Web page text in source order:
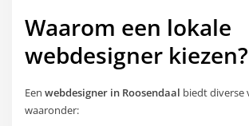
Waarom een lokale
webdesigner kiezen?
Eenwebdesigner in Roosendaal biedt diverse
waaronder: